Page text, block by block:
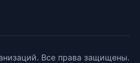
Все права защищены.